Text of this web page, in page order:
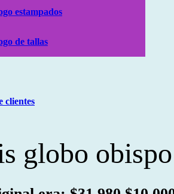
estampados
de tallas
clientes
globo obispo